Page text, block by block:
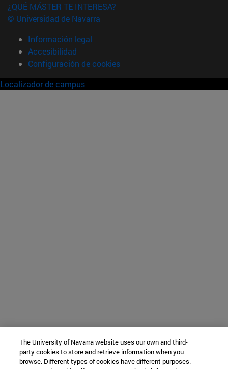
¿QUÉ MÁSTER TE INTERESA?
© Universidad de Navarra
Información legal
Accesibilidad
Configuración de cookies
Localizador de campus
The University of Navarra website uses our own and third-
party cookies to store and retrieve information when you
browse. Different types of cookies have different purposes.